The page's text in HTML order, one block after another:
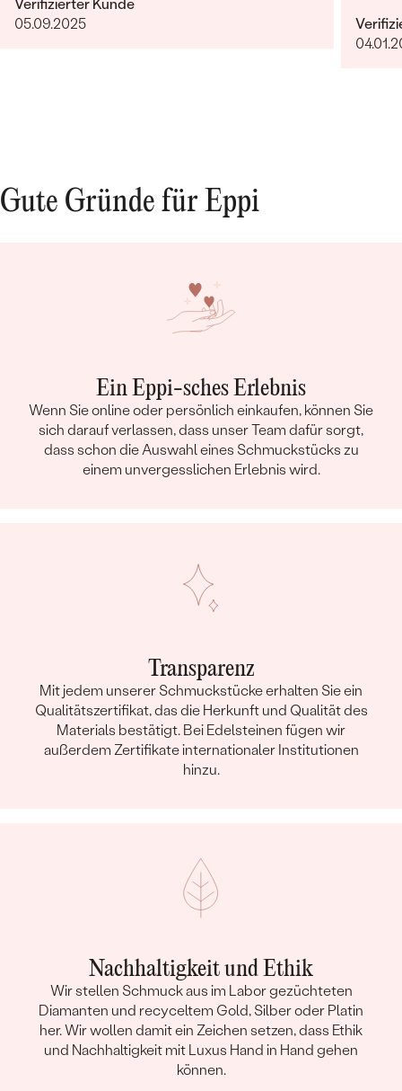
Verifizierter Kunde
05.09.2025
Gute Gründe für Eppi
Ein Eppi-sches Erlebnis
Wenn Sie online oder persönlich einkaufen, können Sie
sich darauf verlassen, dass unser Team dafür sorgt,
dass schon die Auswahl eines Schmuckstücks zu
einem unvergesslichen Erlebnis wird.
Transparenz
Mit jedem unserer Schmuckstücke erhalten Sie ein
Qualitätszertifikat, das die Herkunft und Qualität des
Materials bestätigt. Bei Edelsteinen fügen wir
außerdem Zertifikate internationaler Institutionen
hinzu.
Nachhaltigkeit und Ethik
Wir stellen Schmuck aus im Labor gezüchteten
Diamanten und recyceltem Gold, Silber oder Platin
her. Wir wollen damit ein Zeichen setzen, dass Ethik
und Nachhaltigkeit mit Luxus Hand in Hand gehen
können.